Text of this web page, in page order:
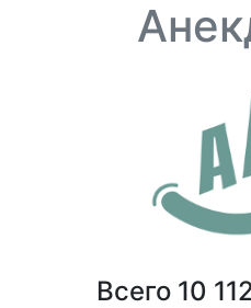
Всего 10